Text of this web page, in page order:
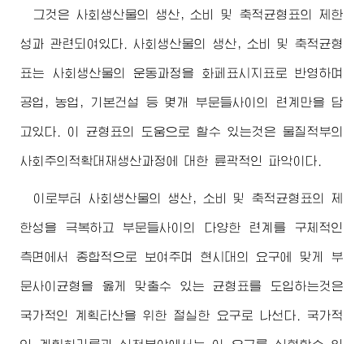
그것은 사회생산물의 생산, 소비 및 축적균형표의 제한
성과 관련되여있다. 사회생산물의 생산, 소비 및 축적균형
표는 사회생산물의 운동과정을 화페표시지표로 반영하며
공업, 농업, 기본건설 등 몇개 부문들사이의 련계만을 담
고있다. 이 균형표의 도움으로 할수 있는것은 물질적부의
사회주의적확대재생산과정에 대한 륜곽적인 파악이다.
이로부터 사회생산물의 생산, 소비 및 축적균형표의 제
한성을 극복하고 부문들사이의 다양한 련계를 구체적인
측면에서 종합적으로 보여주며 현시대의 요구에 맞게 부
문사이균형을 옳게 맞출수 있는 균형표를 도입하는것은
국가적인 계획타산을 위한 절실한 요구로 나선다. 국가적